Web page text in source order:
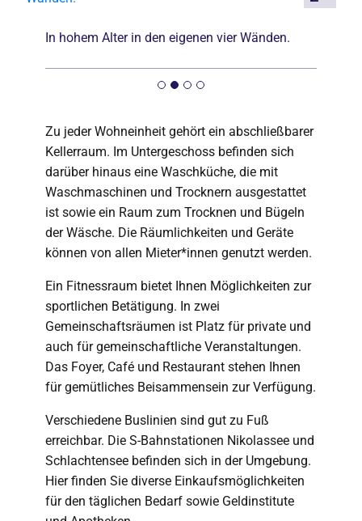
In hohem Alter in den eigenen vier Wänden.
Zu jeder Wohneinheit gehört ein abschließbarer
Kellerraum. Im Untergeschoss befinden sich
darüber hinaus eine Waschküche, die mit
Waschmaschinen und Trocknern ausgestattet
ist sowie ein Raum zum Trocknen und Bügeln
der Wäsche. Die Räumlichkeiten und Geräte
können von allen Mieter*innen genutzt werden.
Ein Fitnessraum bietet Ihnen Möglichkeiten zur
sportlichen Betätigung. In zwei
Gemeinschaftsräumen ist Platz für private und
auch für gemeinschaftliche Veranstaltungen.
Das Foyer, Café und Restaurant stehen Ihnen
für gemütliches Beisammensein zur Verfügung.
Verschiedene Buslinien sind gut zu Fuß
erreichbar. Die S-Bahnstationen Nikolassee und
Schlachtensee befinden sich in der Umgebung.
Hier finden Sie diverse Einkaufsmöglichkeiten
für den täglichen Bedarf sowie Geldinstitute